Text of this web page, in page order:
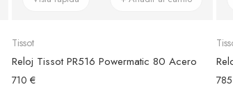
Tissot
Reloj Tissot PR516 Powermatic 80 Acero
710 €